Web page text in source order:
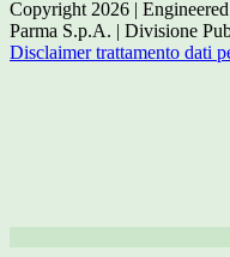
Copyright 2026 |
Parma S.p.A. | Divisione
Disclaimer trattamento dati